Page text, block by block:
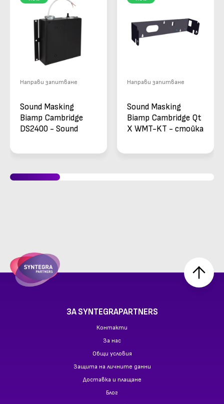
Направи запитване
Sound Masking
Biamp Cambridge
DS2400 - Sound
Направи запитване
Sound Masking
Biamp Cambridge Qt
X WMT-KT - стойка
ЗА SYNTEGRAPARTNERS
Контакти
За нас
Общи условия
Защита на личните данни
Доставка и плащане
Блог